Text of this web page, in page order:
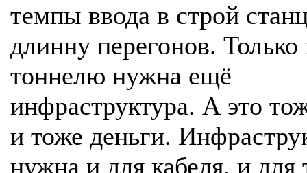
темпы ввода в строй
длинну перегонов. Только
тоннелю нужна ещё
инфраструктура. А это
и тоже деньги.
нужна и для кабеля, и для